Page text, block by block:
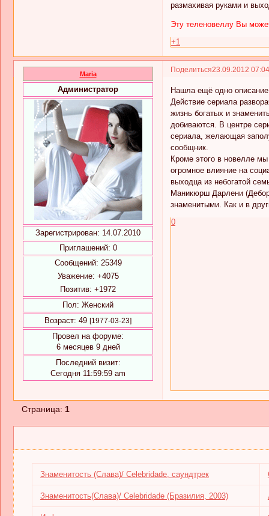
размахивая руками и
Эту теленовеллу Вы
+1
Поделиться23.09.2012
Maria
Администратор
Зарегистрирован: 14.07.2010
Приглашений: 0
Сообщений: 25349
Уважение: +4075
Позитив: +1972
Пол: Женский
Возраст: 49 [1977-03-23]
Провел на форуме:
6 месяцев 9 дней
Последний визит:
Сегодня 11:59:59 am
Нашла ещё одно описание
Действие сериала
жизнь богатых и
добиваются. В центре
сериала, желающая
сообщник.
Кроме этого в новелле
огромное влияние на
выходца из небогатой
Маникюрш Дарлени
знаменитыми. Как и в
0
Страница: 1
Знаменитость (Слава)/ Celebridade, саундтрек
Знаменитость(Слава)/ Celebridade (Бразилия, 2003)